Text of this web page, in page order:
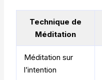
Technique de
Méditation
Méditation sur
l’intention